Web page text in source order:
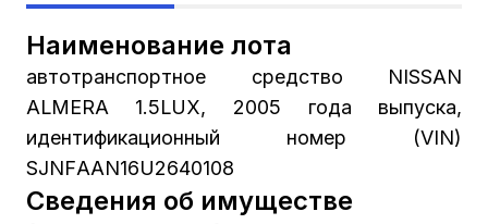
Наименование лота
автотранспортное средство NISSАN
АLМЕRА 1.5LUХ, 2005 года выпуска,
идентификационный номер (VIN)
SJNFААN16U2640108
Сведения об имуществе